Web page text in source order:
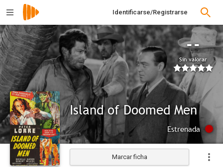
Identificarse/Registrarse
--
Sin valorar
Island of Doomed Men
Estrenada
Marcar ficha